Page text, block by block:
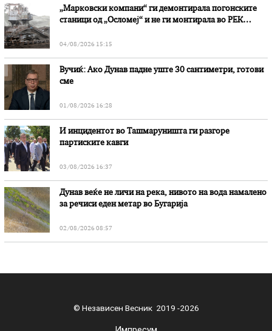
„Марковски компани“ ги демонтирала погонските
станици од „Осломеј“ и не ги монтирала во РЕК
04/08/2026 15:15
Вучиќ: Ако Дунав падне уште 30 сантиметри, готови
сме
01/08/2026 16:28
И инцидентот во Ташмаруништa ги разгоре
партиските кавги
03/08/2026 16:37
Дунав веќе не личи на река, нивото на вода намалено
за речиси еден метар во Бугарија
02/08/2026 08:57
© Независен Весник 2019 -2026